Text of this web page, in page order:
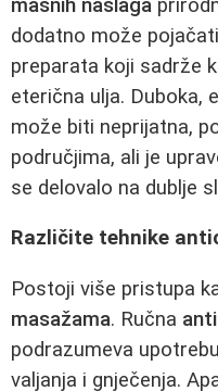
masnih naslaga
dodatno može
preparata koji sadrže
eterična ulja. Duboka,
može biti neprijatna,
područjima, ali je
se delovalo na dublje
Različite tehnike
Postoji više pristupa
masažama. Ručna
podrazumeva
valjanja i gnječenja.